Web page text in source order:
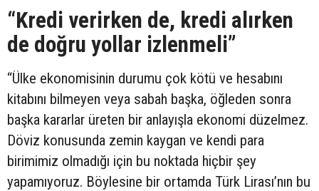
“Kredi verirken de, kredi alırken
de doğru yollar izlenmeli”
“Ülke ekonomisinin durumu çok kötü ve hesabını
kitabını bilmeyen veya sabah başka, öğleden sonra
başka kararlar üreten bir anlayışla ekonomi düzelmez.
Döviz konusunda zemin kaygan ve kendi para
birimimiz olmadığı için bu noktada hiçbir şey
yapamıyoruz. Böylesine bir ortamda Türk Lirası’nın bu